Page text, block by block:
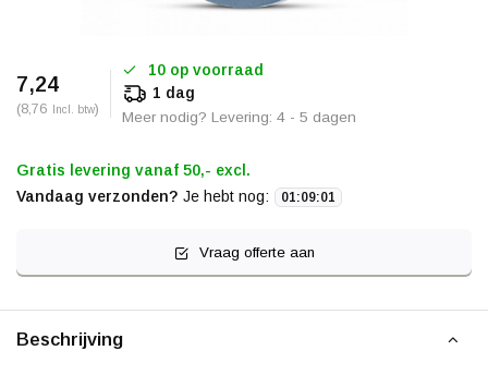
7,24
(8,76 Incl. btw)
10 op voorraad
1 dag
Meer nodig? Levering: 4 - 5 dagen
Gratis levering vanaf 50,- excl.
Vandaag verzonden? Je hebt nog: 01:09:01
Vraag offerte aan
Beschrijving